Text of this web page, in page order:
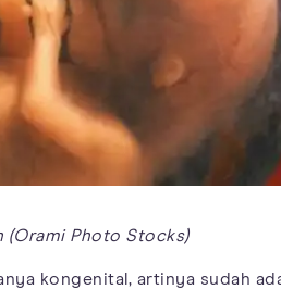
(Orami Photo Stocks)
kongenital, artinya sudah